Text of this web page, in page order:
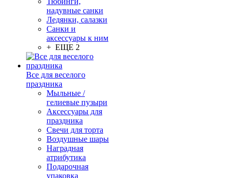
надувные санки
Ледянки, салазки
Санки и
аксессуары к ним
+ ЕЩЕ 2
Все для веселого
праздника
Мыльные /
гелиевые пузыри
Аксессуары для
праздника
Свечи для торта
Воздушные шары
Наградная
атрибутика
Подарочная
упаковка